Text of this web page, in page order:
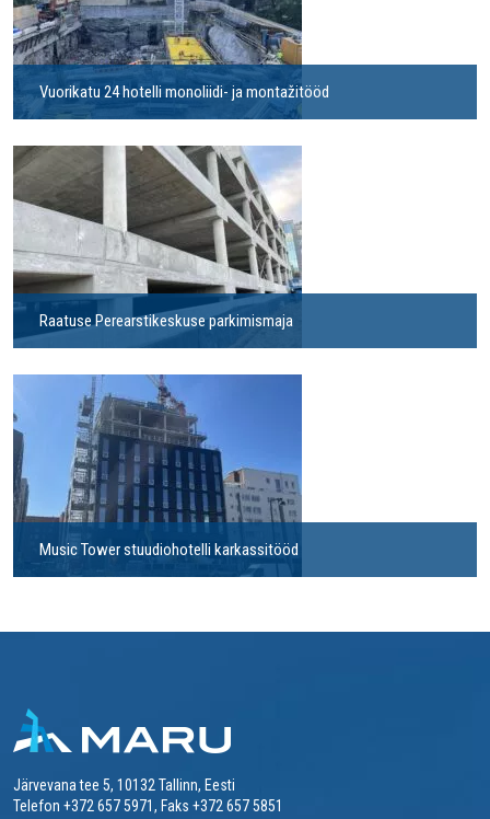
Vuorikatu 24 hotelli monoliidi- ja montažitööd
Raatuse Perearstikeskuse parkimismaja
Music Tower stuudiohotelli karkassitööd
Järvevana tee 5, 10132 Tallinn, Eesti
Telefon +372 657 5971, Faks +372 657 5851